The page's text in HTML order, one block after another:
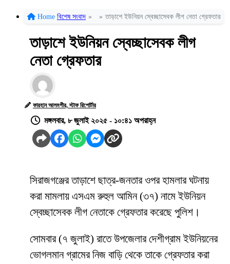
Home বিশেষ সংবাদ » » তাড়াশে ইউনিয়ন স্বেচ্ছাসেবক লীগ নেতা গ্রেফতার
তাড়াশে ইউনিয়ন স্বেচ্ছাসেবক লীগ
নেতা গ্রেফতার
ফারহান আলমগীর, স্টাফ রিপোর্টার
মঙ্গলবার, ৮ জুলাই ২০২৫ - ১০:৪১ অপরাহ্ন
সিরাজগঞ্জের তাড়াশে ছাত্র-জনতার ওপর হামলার ঘটনায়
করা মামলায় এসএম রুহুল আমিন (৩৭) নামে ইউনিয়ন
স্বেচ্ছাসেবক লীগ নেতাকে গ্রেফতার করেছে পুলিশ।
সোমবার (৭ জুলাই) রাতে উপজেলার দেশীগ্রাম ইউনিয়নের
ভোগলমান গ্রামের নিজ বাড়ি থেকে তাকে গ্রেফতার করা